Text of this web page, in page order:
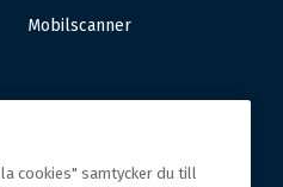
Mobilscanner
cookies" samtycker du till